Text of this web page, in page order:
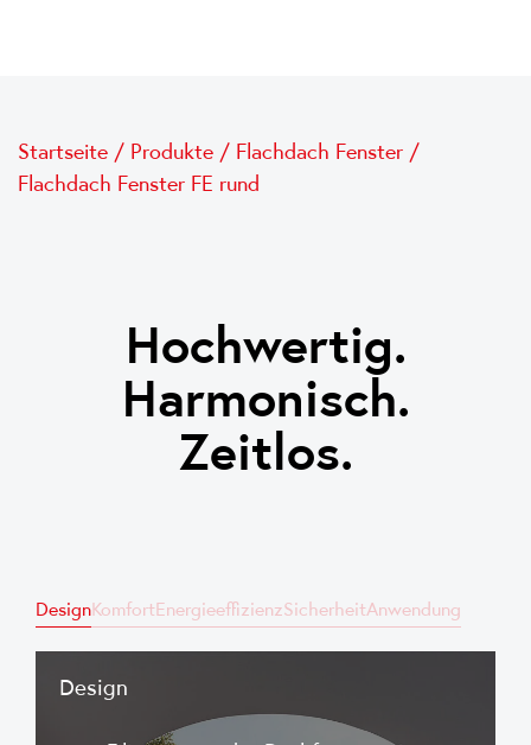
Startseite / Produkte / Flachdach Fenster /
Flachdach Fenster FE rund
Hochwertig.
Harmonisch.
Zeitlos.
DesignKomfortEnergieeffizienzSicherheitAnwendung
Design